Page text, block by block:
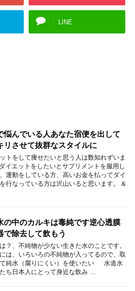
LINE
悩んでいる人あなた宿便を出して
リさせて抜群なスタイルに
トをして痩せたいと思う人は数知れずいま
イエットをしたいとサプリメントを服用し
運動をしている方、高いお金を払ってダイ
行なっている方は沢山いると思います。 &
の中のカルキは毒純です逆心透膜
で除去して飲もう
？、不純物が少ない生きた水のことです。
は、いろいろの不純物が入ってるので、取
て純水（腐りにくい）を使いたい 水道水
ち日本人にとって身近な飲み …